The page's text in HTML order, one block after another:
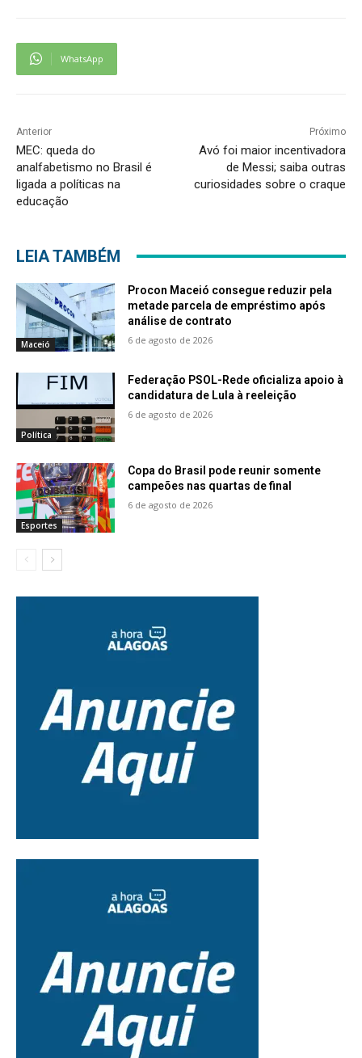
WhatsApp
Anterior
MEC: queda do
analfabetismo no Brasil é
ligada a políticas na
educação
Próximo
Avó foi maior incentivadora
de Messi; saiba outras
curiosidades sobre o craque
LEIA TAMBÉM
Maceió
Procon Maceió consegue reduzir pela
metade parcela de empréstimo após
análise de contrato
6 de agosto de 2026
Política
Federação PSOL-Rede oficializa apoio à
candidatura de Lula à reeleição
6 de agosto de 2026
Esportes
Copa do Brasil pode reunir somente
campeões nas quartas de final
6 de agosto de 2026